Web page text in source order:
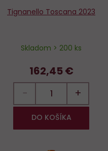
Tignanello Toscana 2023
Skladom > 200 ks
162,45 €
− +
DO KOŠÍKA